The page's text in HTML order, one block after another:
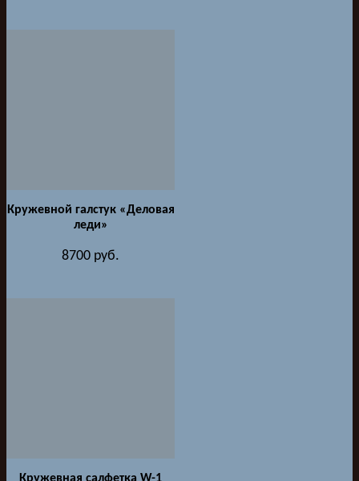
Кружевной галстук «Деловая
леди»
8700 руб.
Кружевная салфетка W-1